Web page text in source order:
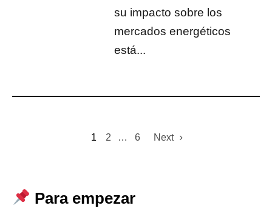
su impacto sobre los
mercados energéticos
está...
1 2 … 6 Next
Para empezar